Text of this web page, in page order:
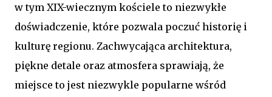
w tym XIX-wiecznym kościele to niezwykłe
doświadczenie, które pozwala poczuć historię i
kulturę regionu. Zachwycająca architektura,
piękne detale oraz atmosfera sprawiają, że
miejsce to jest niezwykle popularne wśród